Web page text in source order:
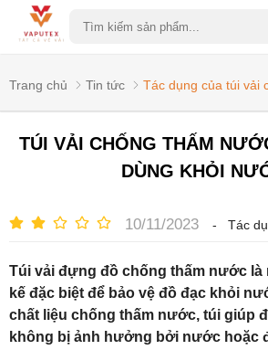
Trang chủ Tin tức Tác dụng của túi vải
TÚI VẢI CHỐNG THẤM
DÙNG KHỎI
10/11/2023 - Tác
Túi vải đựng đồ chống thấm nước là
kế đặc biệt để bảo vệ đồ đạc khỏi
chất liệu chống thấm nước, túi giúp
không bị ảnh hưởng bởi nước hoặc